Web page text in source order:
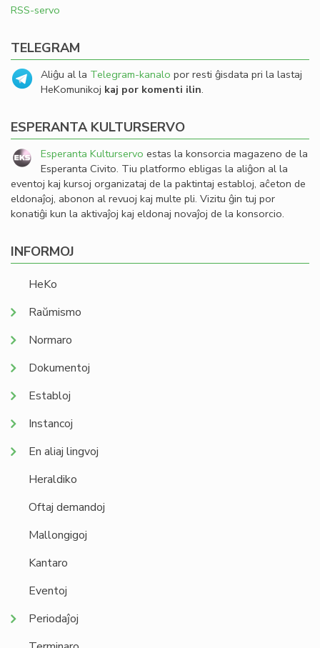
RSS-servo
TELEGRAM
Aliĝu al la Telegram-kanalo por resti ĝisdata pri la lastaj
HeKomunikoj kaj por komenti ilin.
ESPERANTA KULTURSERVO
Esperanta Kulturservo estas la konsorcia magazeno de la
Esperanta Civito. Tiu platformo ebligas la aliĝon al la
eventoj kaj kursoj organizataj de la paktintaj establoj, aĉeton de
eldonaĵoj, abonon al revuoj kaj multe pli. Vizitu ĝin tuj por
konatiĝi kun la aktivaĵoj kaj eldonaj novaĵoj de la konsorcio.
INFORMOJ
HeKo
Raŭmismo
Normaro
Dokumentoj
Establoj
Instancoj
En aliaj lingvoj
Heraldiko
Oftaj demandoj
Mallongigoj
Kantaro
Eventoj
Periodaĵoj